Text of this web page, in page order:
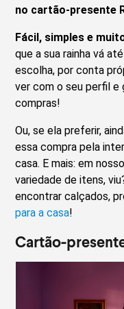
no cartão-presente
Fácil, simples e
que a sua rainha vá
escolha, por conta
ver com o seu perfil e
compras!
Ou, se ela preferir,
essa compra pela
casa. E mais: em
variedade de itens,
encontrar calçados,
para a casa!
Cartão-